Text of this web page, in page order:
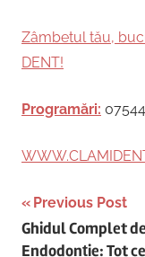
Zâmbetul tău,
DENT!
Programări:
Post
navigation
Previous Post
Ghidul Complet
Endodonție: Tot ce